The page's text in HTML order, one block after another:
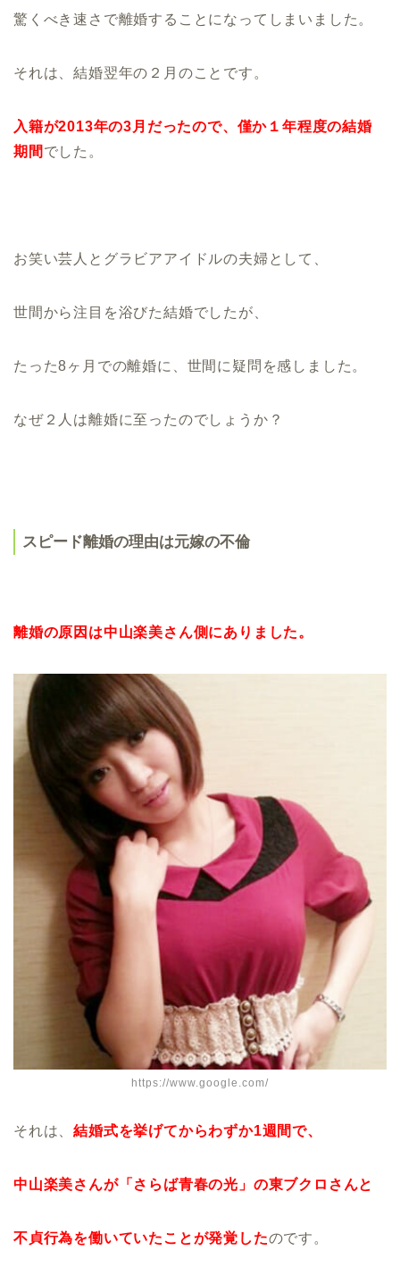
驚くべき速さで離婚することになってしまいました。
それは、結婚翌年の２月のことです。
入籍が2013年の3月だったので、僅か１年程度の結婚
期間 でした。
お笑い芸人とグラビアアイドルの夫婦として、
世間から注目を浴びた結婚でしたが、
たった8ヶ月での離婚に、世間に疑問を感しました。
なぜ２人は離婚に至ったのでしょうか？
スピード離婚の理由は元嫁の不倫
離婚の原因は中山楽美さん側にありました。
https://www.google.com/
それは、結婚式を挙げてからわずか1週間で、
中山楽美さんが「さらば青春の光」の東ブク ロさんと
不貞行為を働いていたことが発覚したのです。